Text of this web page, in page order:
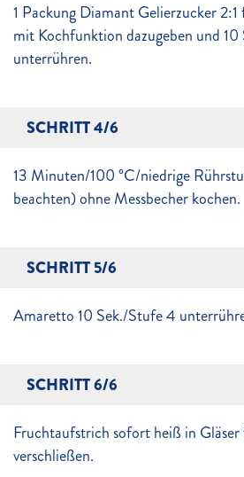
1 Packung Diamant Gelierzucker
mit Kochfunktion dazugeben und
unterrühren.
SCHRITT 4/6
13 Minuten/100 °C/niedrige
beachten) ohne Messbecher kochen.
SCHRITT 5/6
Amaretto 10 Sek./Stufe 4
SCHRITT 6/6
Fruchtaufstrich sofort heiß in
verschließen.